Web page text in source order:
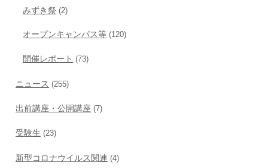
みずき祭 (2)
オープンキャンパス等 (120)
開催レポート (73)
ニュース (255)
出前講座・公開講座 (7)
受験生 (23)
新型コロナウイルス関連 (4)